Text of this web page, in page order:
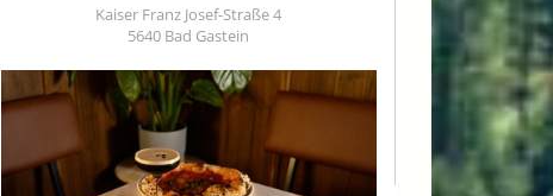
Kaiser Franz Josef-Straße 4
5640 Bad Gastein